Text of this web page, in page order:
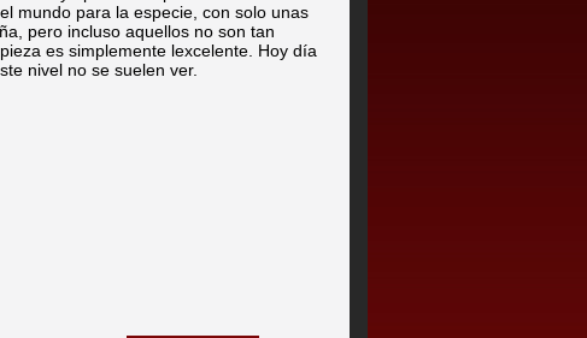
mundo para la especie, con solo unas
pero incluso aquellos no son tan
es simplemente lexcelente. Hoy día
nivel no se suelen ver.